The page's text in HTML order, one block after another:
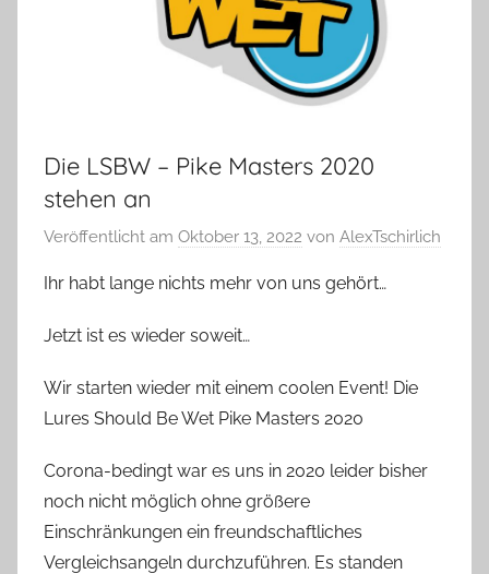
Die LSBW – Pike Masters 2020
stehen an
Veröffentlicht am Oktober 13, 2022 von AlexTschirlich
Ihr habt lange nichts mehr von uns gehört…
Jetzt ist es wieder soweit…
Wir starten wieder mit einem coolen Event! Die
Lures Should Be Wet Pike Masters 2020
Corona-bedingt war es uns in 2020 leider bisher
noch nicht möglich ohne größere
Einschränkungen ein freundschaftliches
Vergleichsangeln durchzuführen. Es standen